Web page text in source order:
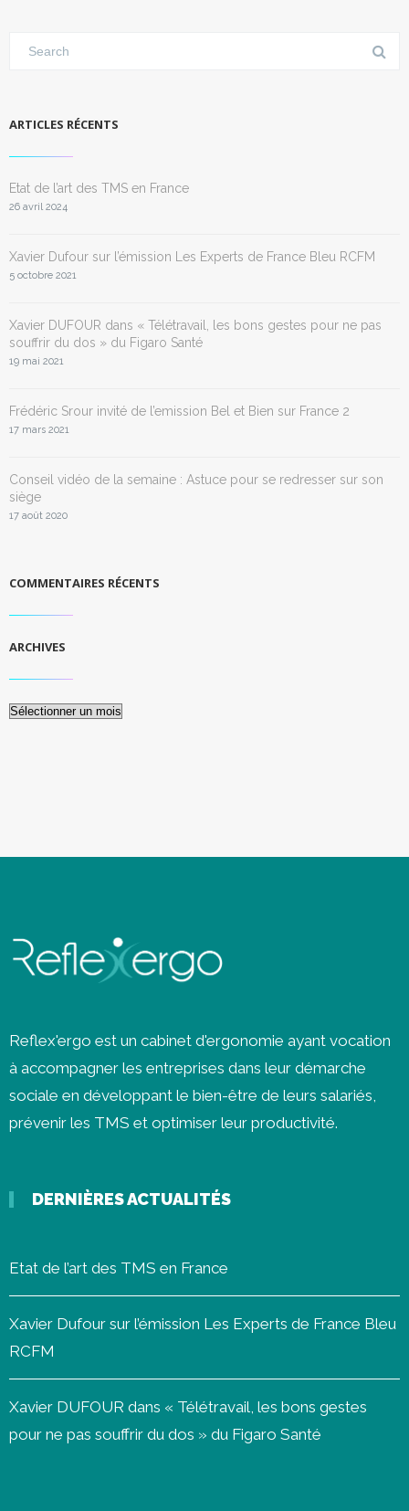
ARTICLES RÉCENTS
Etat de l’art des TMS en France
26 avril 2024
Xavier Dufour sur l’émission Les Experts de France Bleu RCFM
5 octobre 2021
Xavier DUFOUR dans « Télétravail, les bons gestes pour ne pas
souffrir du dos » du Figaro Santé
19 mai 2021
Frédéric Srour invité de l’emission Bel et Bien sur France 2
17 mars 2021
Conseil vidéo de la semaine : Astuce pour se redresser sur son
siège
17 août 2020
COMMENTAIRES RÉCENTS
ARCHIVES
Archives
Reflex'ergo est un cabinet d'ergonomie ayant vocation
à accompagner les entreprises dans leur démarche
sociale en développant le bien-être de leurs salariés,
prévenir les TMS et optimiser leur productivité.
DERNIÈRES ACTUALITÉS
Etat de l’art des TMS en France
Xavier Dufour sur l’émission Les Experts de France Bleu
RCFM
Xavier DUFOUR dans « Télétravail, les bons gestes
pour ne pas souffrir du dos » du Figaro Santé